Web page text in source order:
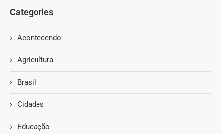
Categories
Acontecendo
Agricultura
Brasil
Cidades
Educação